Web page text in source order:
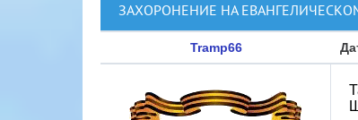
ЗАХОРОНЕНИЕ НА
Tramp66